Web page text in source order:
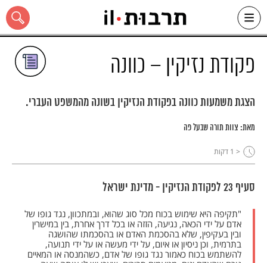
Skip
content
כל האתר
פקודת נזיקין – כוונה
הצגת משמעות כוונה בפקודת הנזיקין בשונה מהמשפט העברי.
מאת: צוות תורה שבעל פה
< 1 דקות
סעיף 23 לפקודת הנזיקין - מדינת ישראל
"תקיפה היא שימוש בכוח מכל סוג שהוא, ובמתכוון, נגד גופו של
אדם על ידי הכאה, נגיעה, הזזה או בכל דרך אחרת, בין במישרין
ובין בעקיפין, שלא בהסכמת האדם או בהסכמתו שהושגה
בתרמית, וכן ניסיון או איום, על ידי מעשה או על ידי תנועה,
להשתמש בכוח כאמור נגד גופו של אדם, כשהמנסה או המאיים